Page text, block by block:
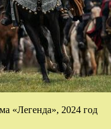
«Легенда», 2024 год